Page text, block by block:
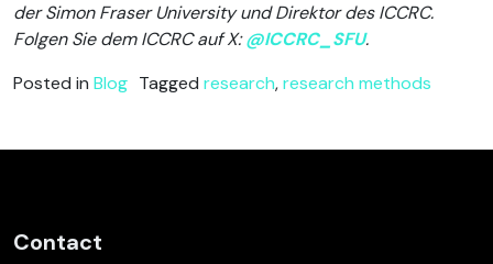
der Simon Fraser University und Direktor des ICCRC.
Folgen Sie dem ICCRC auf X:@ICCRC_SFU.
Posted in Blog Tagged research,research methods
Contact